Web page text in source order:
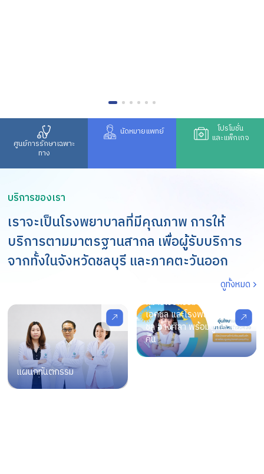
ศูนย์การรักษาเฉพาะ
ทาง
นัดหมายแพทย์ โปรโมชั่น
และแพ็กเกจ
บริการของเรา
เราจะเป็นโรงพยาบาลที่มีคุณภาพ การให้
บริการตามมาตรฐานสากล เพื่อผู้รับบริการ
จากทั้งในจังหวัดชลบุรี และภาคตะวันออก
ดูทั้งหมด
แผนกทันตกรรม
กุมารเวชกรรมโรงพยาบาล
เอกชล และโรงพยาบาลเอก
ชล อ่างศิลา พร้อมดูแลตลอด
คืน